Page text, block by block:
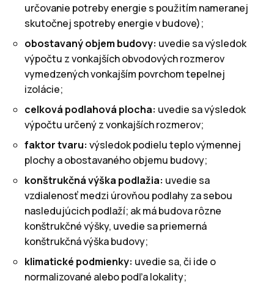
určovanie potreby energie s použitím nameranej
skutočnej spotreby energie v budove);
obostavaný objem budovy: uvedie sa výsledok
výpočtu z vonkajších obvodových rozmerov
vymedzených vonkajším povrchom tepelnej
izolácie;
celková podlahová plocha: uvedie sa výsledok
výpočtu určený z vonkajších rozmerov;
faktor tvaru: výsledok podielu teplo výmennej
plochy a obostavaného objemu budovy;
konštrukčná výška podlažia: uvedie sa
vzdialenosť medzi úrovňou podlahy za sebou
nasledujúcich podlaží; ak má budova rôzne
konštrukčné výšky, uvedie sa priemerná
konštrukčná výška budovy;
klimatické podmienky: uvedie sa, či ide o
normalizované alebo podľa lokality;